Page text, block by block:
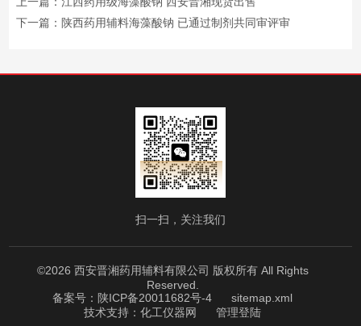
下一篇： 陕西药用辅料海藻酸钠 已通过制剂共同审评审
扫一扫，关注我们
©2026 西安晋湘药用辅料有限公司 版权所有 All Rights
Reserved.
备案号：陕ICP备20011682号-4
sitemap.xml
技术支持： 化工仪器网 管理登陆